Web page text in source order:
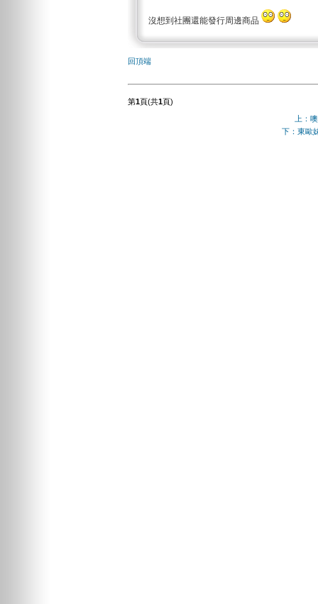
沒想到社團還能發行周邊商品
回頂端
第1頁(共1頁)
上：
下：東歐